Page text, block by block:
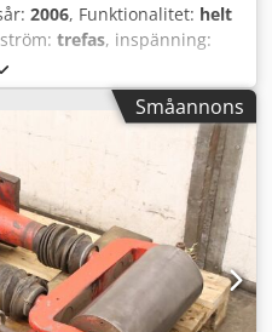
2006, Funktionalitet: helt
trefas, inspänning:
- Genomgången teknisk
- Arbets­höjd: 150 mm -
- Två slipbands­hastigheter
Abszinpcozok - Båda
- Motoreffekt: 3,5 kW /
och oscillation -
på ena sidan och "rygg"
för vinkelslipning -
– Ø140 mm
x B x H) - Vikt: ca 450 kg
Småannons